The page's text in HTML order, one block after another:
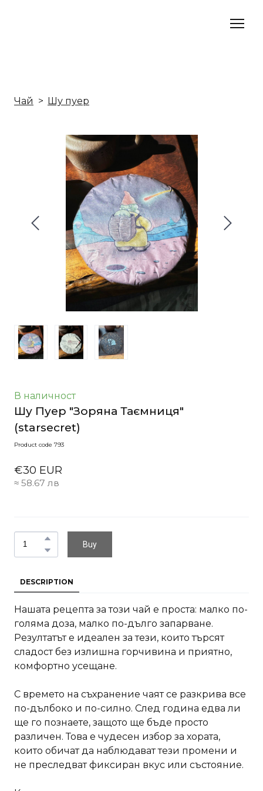
Чай Шу пуер
В наличност
Шу Пуер "Зоряна Таємниця"
(starsecret)
Product code 793
€30 EUR
≈ 58.67 лв
Buy
DESCRIPTION
Нашата рецепта за този чай е проста: малко по-
голяма доза, малко по-дълго запарване.
Резултатът е идеален за тези, които търсят
сладост без излишна горчивина и приятно,
комфортно усещане.
С времето на съхранение чаят се разкрива все
по-дълбоко и по-силно. След година едва ли
ще го познаете, защото ще бъде просто
различен. Това е чудесен избор за хората,
които обичат да наблюдават тези промени и
не преследват фиксиран вкус или състояние.